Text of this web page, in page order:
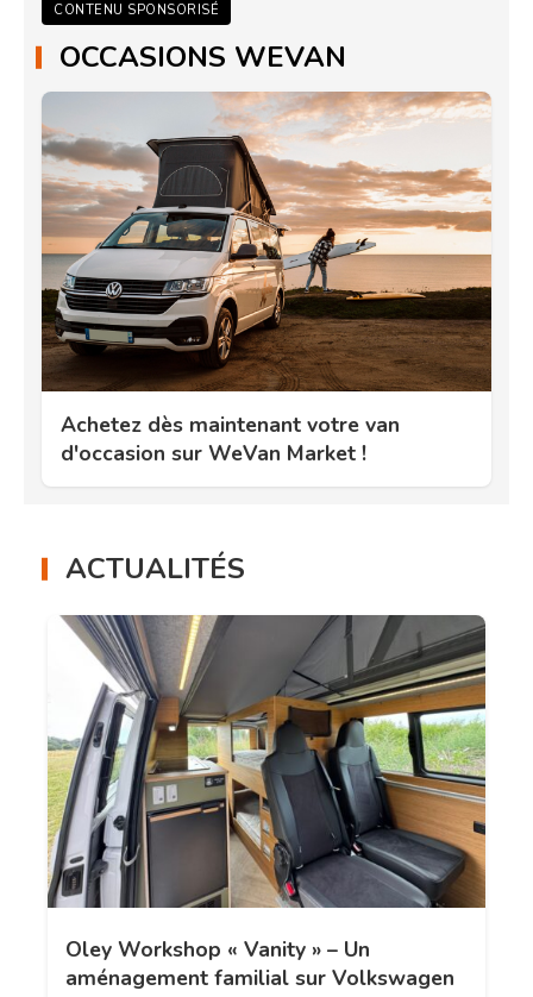
CONTENU SPONSORISÉ
OCCASIONS WEVAN
Achetez dès maintenant votre van
d'occasion sur WeVan Market !
ACTUALITÉS
Oley Workshop « Vanity » – Un
aménagement familial sur Volkswagen